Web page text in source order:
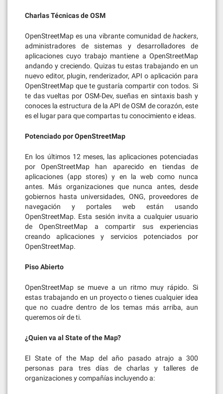
Charlas Técnicas de OSM
OpenStreetMap es una vibrante comunidad de hackers,
administradores de sistemas y desarrolladores de
aplicaciones cuyo trabajo mantiene a OpenStreetMap
andando y creciendo. Quizas tu estas trabajando en un
nuevo editor, plugin, renderizador, API o aplicación para
OpenStreetMap que te gustaría compartir con todos. Si
te das vueltas por OSM-Dev, sueñas en sintaxis bash y
conoces la estructura de la API de OSM de corazón, este
es el lugar para que compartas tu conocimiento e ideas.
Potenciado por OpenStreetMap
En los últimos 12 meses, las aplicaciones potenciadas
por OpenStreetMap han aparecido en tiendas de
aplicaciones (app stores) y en la web como nunca
antes. Más organizaciones que nunca antes, desde
gobiernos hasta universidades, ONG, proveedores de
navegación y portales web están usando
OpenStreetMap. Esta sesión invita a cualquier usuario
de OpenStreetMap a compartir sus experiencias
creando aplicaciones y servicios potenciados por
OpenStreetMap.
Piso Abierto
OpenStreetMap se mueve a un ritmo muy rápido. Si
estas trabajando en un proyecto o tienes cualquier idea
que no cuadre dentro de los temas más arriba, aun
queremos oír de ti.
¿Quien va al State of the Map?
El State of the Map del año pasado atrajo a 300
personas para tres días de charlas y talleres de
organizaciones y compañías incluyendo a: